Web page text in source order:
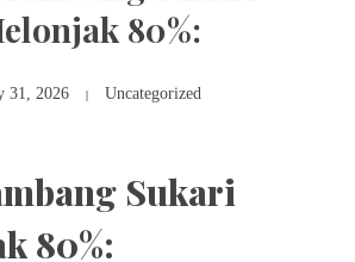
80%:
31, 2026 Uncategorized
Sukari
80%: